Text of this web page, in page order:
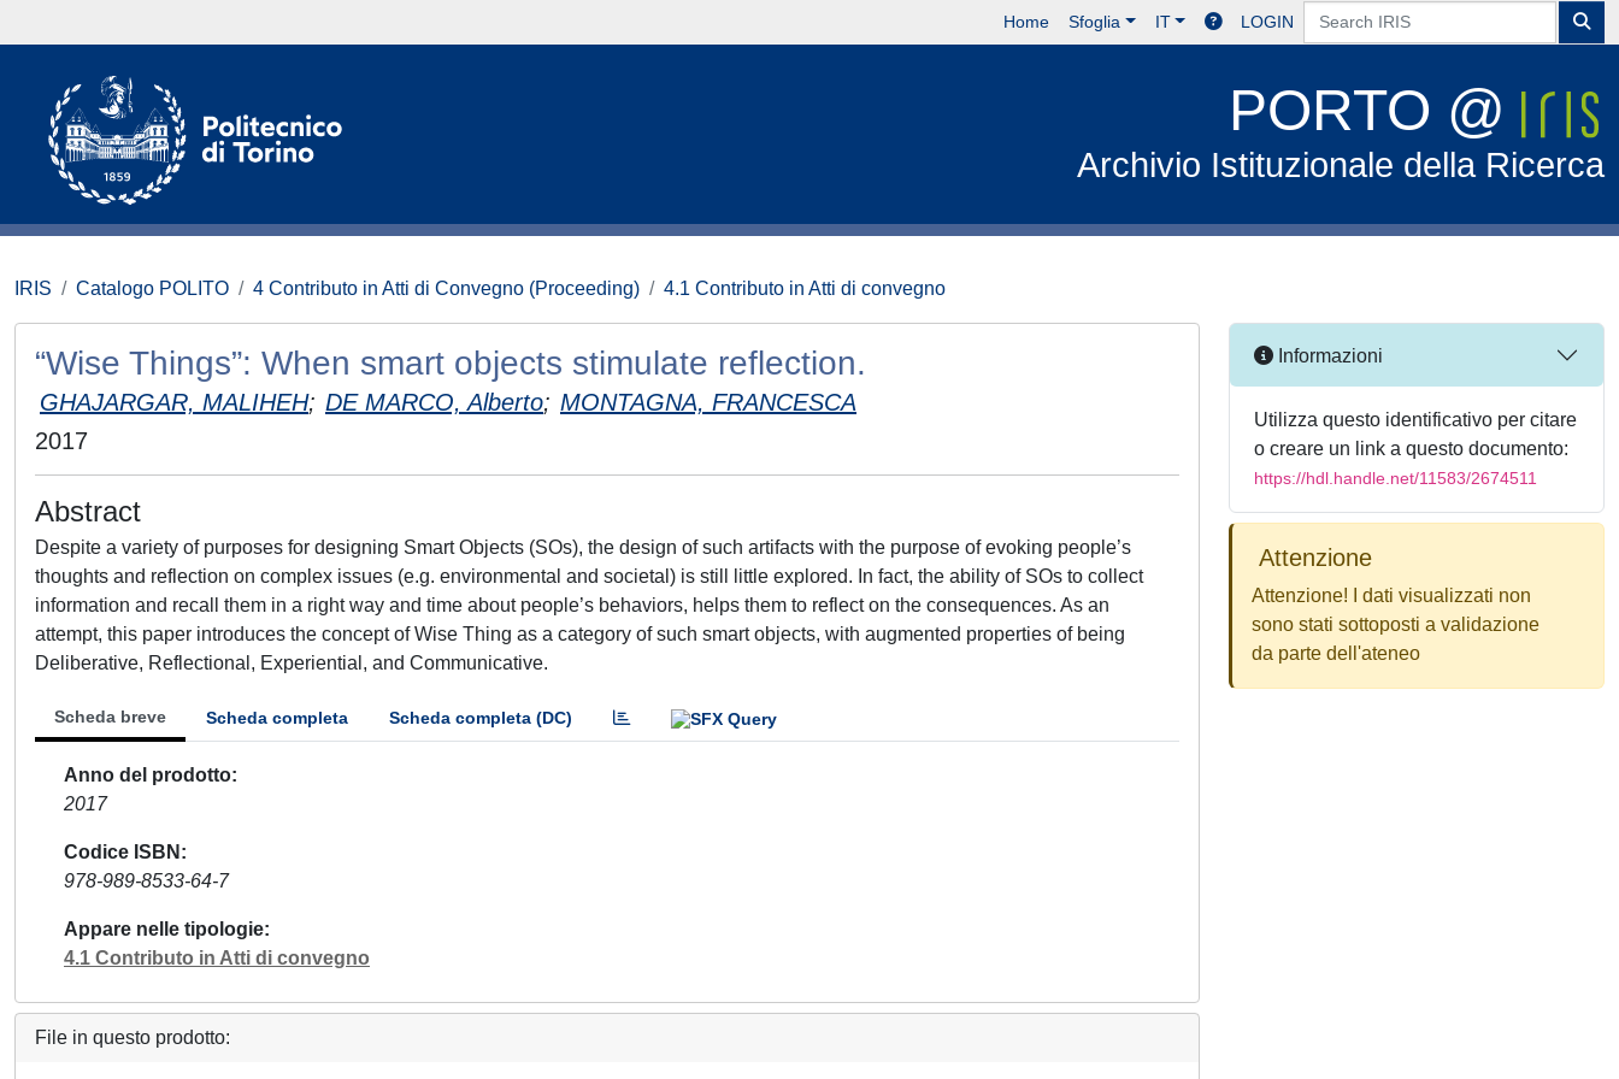
Home Sfoglia IT LOGIN
PORTO @
Archivio Istituzionale della Ricerca
IRIS Catalogo POLITO 4 Contributo in Atti di Convegno (Proceeding) 4.1 Contributo in Atti di convegno
“Wise Things”: When smart objects stimulate reflection.
GHAJARGAR, MALIHEH; DE MARCO, Alberto; MONTAGNA, FRANCESCA
2017
Abstract
Despite a variety of purposes for designing Smart Objects (SOs), the design of such artifacts with the purpose of evoking people’s
thoughts and reflection on complex issues (e.g. environmental and societal) is still little explored. In fact, the ability of SOs to collect
information and recall them in a right way and time about people’s behaviors, helps them to reflect on the consequences. As an
attempt, this paper introduces the concept of Wise Thing as a category of such smart objects, with augmented properties of being
Deliberative, Reflectional, Experiential, and Communicative.
Scheda breve Scheda completa Scheda completa (DC)
Anno del prodotto
2017
Codice ISBN
978-989-8533-64-7
Appare nelle tipologie
4.1 Contributo in Atti di convegno
File in questo prodotto:
Informazioni
Utilizza questo identificativo per citare
o creare un link a questo documento:
https://hdl.handle.net/11583/2674511
Attenzione
Attenzione! I dati visualizzati non
sono stati sottoposti a validazione
da parte dell'ateneo